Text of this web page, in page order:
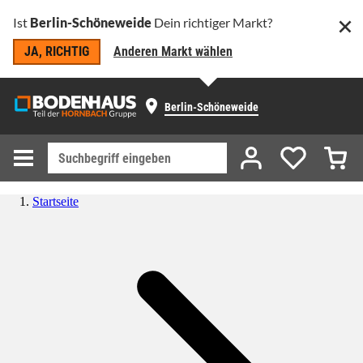
Ist Berlin-Schöneweide Dein richtiger Markt?
JA, RICHTIG
Anderen Markt wählen
Berlin-Schöneweide
Startseite